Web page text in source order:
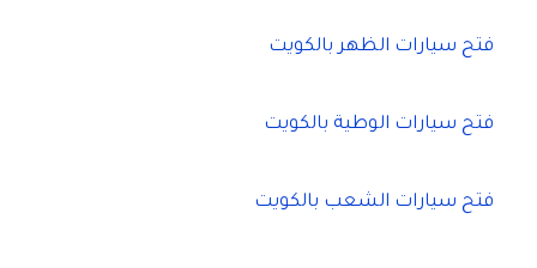
فتح سيارات الظهر بالكويت
فتح سيارات الوطية بالكويت
فتح سيارات الشعب بالكويت